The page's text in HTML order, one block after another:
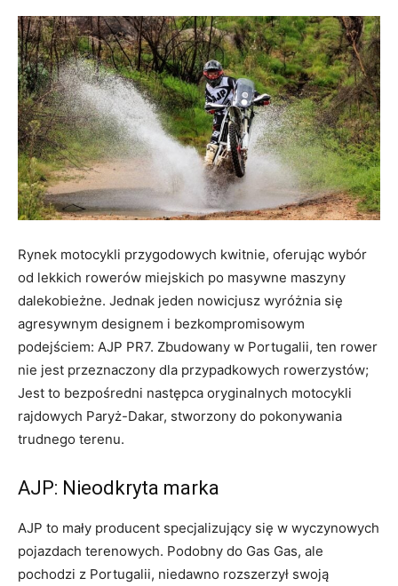
Rynek motocykli przygodowych kwitnie, oferując wybór
od lekkich rowerów miejskich po masywne maszyny
dalekobieżne. Jednak jeden nowicjusz wyróżnia się
agresywnym designem i bezkompromisowym
podejściem: AJP PR7. Zbudowany w Portugalii, ten rower
nie jest przeznaczony dla przypadkowych rowerzystów;
Jest to bezpośredni następca oryginalnych motocykli
rajdowych Paryż-Dakar, stworzony do pokonywania
trudnego terenu.
AJP: Nieodkryta marka
AJP to mały producent specjalizujący się w wyczynowych
pojazdach terenowych. Podobny do Gas Gas, ale
pochodzi z Portugalii, niedawno rozszerzył swoją